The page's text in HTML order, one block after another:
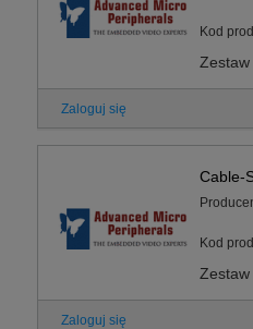
Kod
Zaloguj się
Cable-
Kod
Zaloguj się